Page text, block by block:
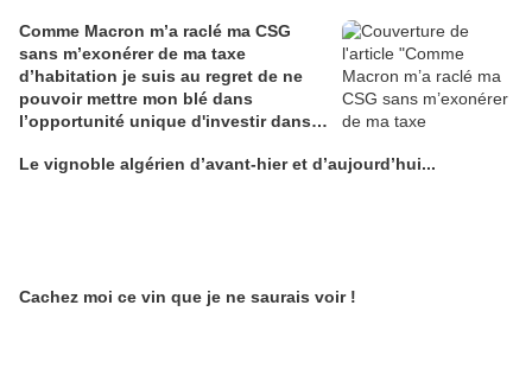
Comme Macron m’a raclé ma CSG
sans m’exonérer de ma taxe
d’habitation je suis au regret de ne
pouvoir mettre mon blé dans
l’opportunité unique d'investir dans
Alain Edouard
Le vignoble algérien d’avant-hier et d’aujourd’hui...
Cachez moi ce vin que je ne saurais voir !